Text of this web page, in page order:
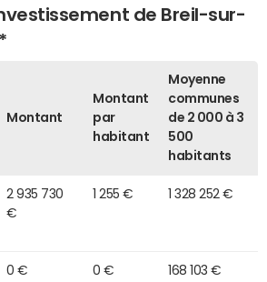
de Breil-sur-
Montant
Montant
par
habitant
Moyenne
communes
de 2 000 à 3
500
habitants
2 935 730
€
1 255 € 1 328 252 €
0 € 0 € 168 103 €